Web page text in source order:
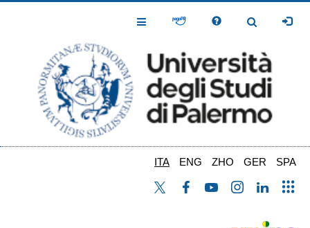
Toggle
Toggle
ITA ENG ZHO GER SPA